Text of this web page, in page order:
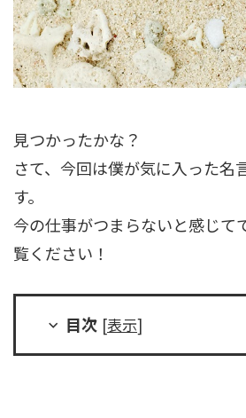
見つかったかな？
さて、今回は僕が気に入った名
す。
今の仕事がつまらないと感じて
覧ください！
目次 [表示]